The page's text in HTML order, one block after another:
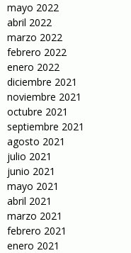
mayo 2022
abril 2022
marzo 2022
febrero 2022
enero 2022
diciembre 2021
noviembre 2021
octubre 2021
septiembre 2021
agosto 2021
julio 2021
junio 2021
mayo 2021
abril 2021
marzo 2021
febrero 2021
enero 2021